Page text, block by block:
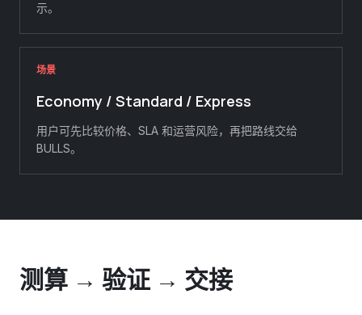
示。
场景
Economy / Standard / Express
用户可先比较价格、SLA 和运营风险，再把路线交给
BULLS。
测算 → 验证 → 交接